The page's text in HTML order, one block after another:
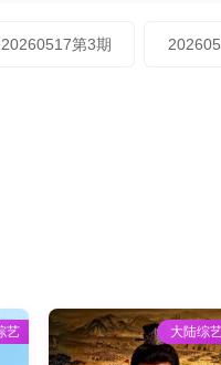
20260517第3期
艺 大陆综